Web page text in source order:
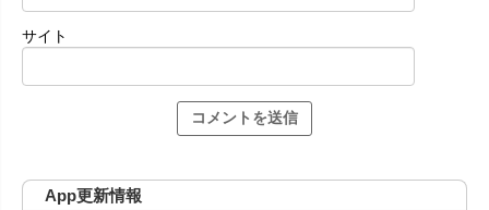
サイト
App更新情報